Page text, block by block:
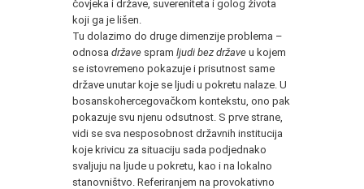
čovjeka i države, suvereniteta i golog života
koji ga je lišen.
Tu dolazimo do druge dimenzije problema –
odnosa države spram ljudi bez države u kojem
se istovremeno pokazuje i prisutnost same
države unutar koje se ljudi u pokretu nalaze. U
bosanskohercegovačkom kontekstu, ono pak
pokazuje svu njenu odsutnost. S prve strane,
vidi se sva nesposobnost državnih institucija
koje krivicu za situaciju sada podjednako
svaljuju na ljude u pokretu, kao i na lokalno
stanovništvo. Referiranjem na provokativno